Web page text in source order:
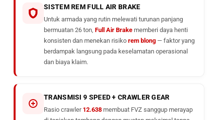
SISTEM REM FULL AIR BRAKE
Untuk armada yang rutin melewati turunan panjang
bermuatan 26 ton, Full Air Brake memberi daya henti
konsisten dan menekan risiko rem blong — faktor yang
berdampak langsung pada keselamatan operasional
dan biaya klaim.
TRANSMISI 9 SPEED + CRAWLER GEAR
Rasio crawler 12.638 membuat FVZ sanggup merayap